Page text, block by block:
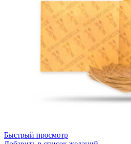
Быстрый просмотр